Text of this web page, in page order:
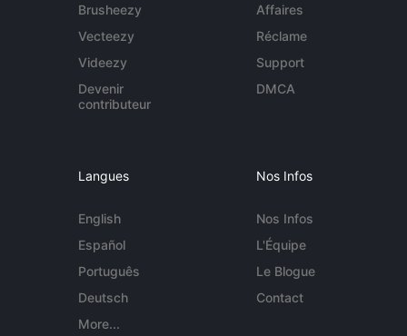
Brusheezy
Vecteezy
Videezy
Devenir
contributeur
Affaires
Réclame
Support
DMCA
Langues
English
Español
Português
Deutsch
More...
Nos Infos
Nos Infos
L'Équipe
Le Blogue
Contact